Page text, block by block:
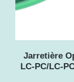
Jarretière
LC-PC/LC-